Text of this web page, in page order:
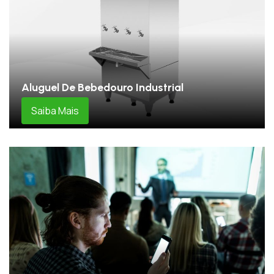
Aluguel De Bebedouro Industrial
Saiba Mais